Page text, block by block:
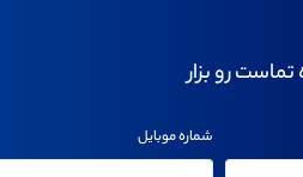
رو بزار
شماره موبایل